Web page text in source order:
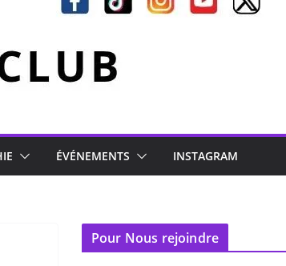
ÉVÉNEMENTS INSTAGRAM
Pour Nous rejoindre